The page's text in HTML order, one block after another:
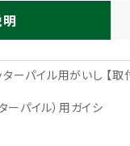
ーパイル用がいし
ーパイル）用ガイシ